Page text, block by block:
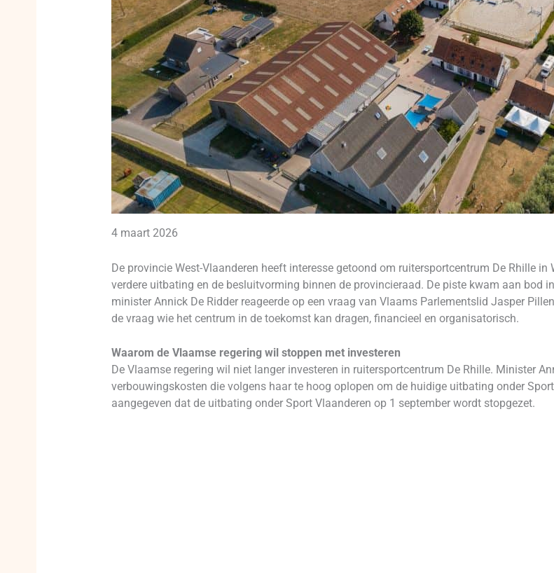
4 maart 2026
De provincie West-Vlaanderen heeft interesse getoond om ruitersportcentrum De Rhille
verdere uitbating en de besluitvorming binnen de provincieraad. De piste kwam aan bod
minister Annick De Ridder reageerde op een vraag van Vlaams Parlementslid Jasper
de vraag wie het centrum in de toekomst kan dragen, financieel en organisatorisch.
Waarom de Vlaamse regering wil stoppen met investeren
De Vlaamse regering wil niet langer investeren in ruitersportcentrum De Rhille. Minister
verbouwingskosten die volgens haar te hoog oplopen om de huidige uitbating onder
aangegeven dat de uitbating onder Sport Vlaanderen op 1 september wordt stopgezet.